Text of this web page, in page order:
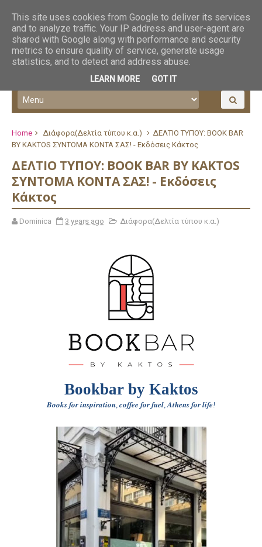
Home Διάφορα(Δελτία τύπου κ.α.)
ΔΕΛΤΙΟ ΤΥΠΟΥ: BOOK BAR
BY KAKTOS ΣΥΝΤΟΜΑ ΚΟΝΤΑ ΣΑΣ! - Εκδόσεις Κάκτος
ΔΕΛΤΙΟ ΤΥΠΟΥ: BOOK BAR BY KAKTOS
ΣΥΝΤΟΜΑ ΚΟΝΤΑ ΣΑΣ! - Εκδόσεις
Κάκτος
Dominica 3 years ago Διάφορα(Δελτία τύπου κ.α.)
Bookbar by Kaktos
𝑩𝒐𝒐𝒌𝒔𝒇𝒐𝒓𝒊𝒏𝒔𝒑𝒊𝒓𝒂𝒕𝒊𝒐𝒏, 𝒄𝒐𝒇𝒇𝒆𝒆 𝒇𝒐𝒓𝒇𝒖𝒆𝒍,𝑨𝒕𝒉𝒆𝒏𝒔𝒇𝒐𝒓𝒍𝒊𝒇𝒆!
This site uses cookies from Google to deliver its services
and to analyze traffic. Your IP address and user-agent are
shared with Google along with performance and security
metrics to ensure quality of service, generate usage
statistics, and to detect and address abuse.
LEARN MORE GOT IT